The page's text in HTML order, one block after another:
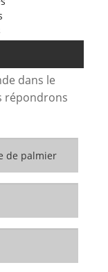
dans le
répondrons